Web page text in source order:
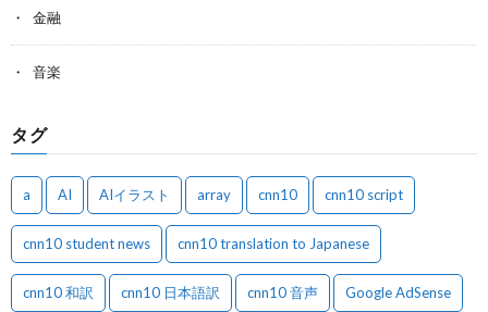
金融
音楽
タグ
a AI AIイラスト array cnn10 cnn10 script
cnn10 student news cnn10 translation to Japanese
cnn10 和訳 cnn10 日本語訳 cnn10 音声 Google AdSense